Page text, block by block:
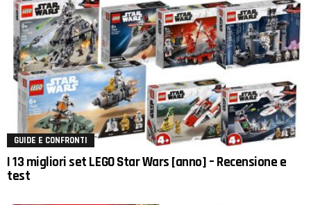
GUIDE E CONFRONTI
I 13 migliori set LEGO Star Wars [anno] – Recensione e
test